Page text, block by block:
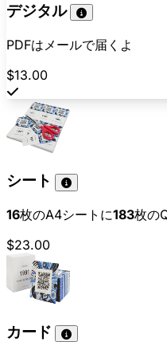
デジタル
PDFはメールで届くよ
$13.00
シート
16枚のA4シートに183枚の
$23.00
カード